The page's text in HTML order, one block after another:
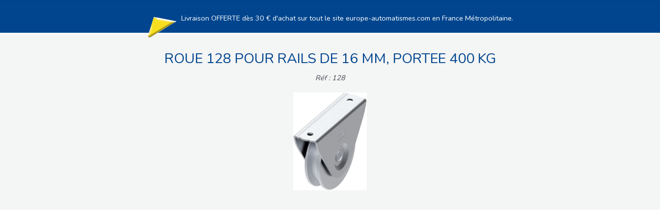
Livraison OFFERTE dès 30 € d'achat sur tout le site europe-automatismes.com en France Métropolitaine.
ROUE 128 POUR RAILS DE 16 MM, PORTEE 400 KG
Réf : 128